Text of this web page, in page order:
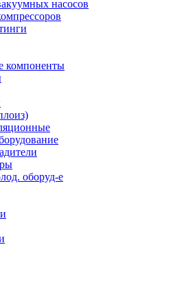
насосов
компоненты
оборуд-е